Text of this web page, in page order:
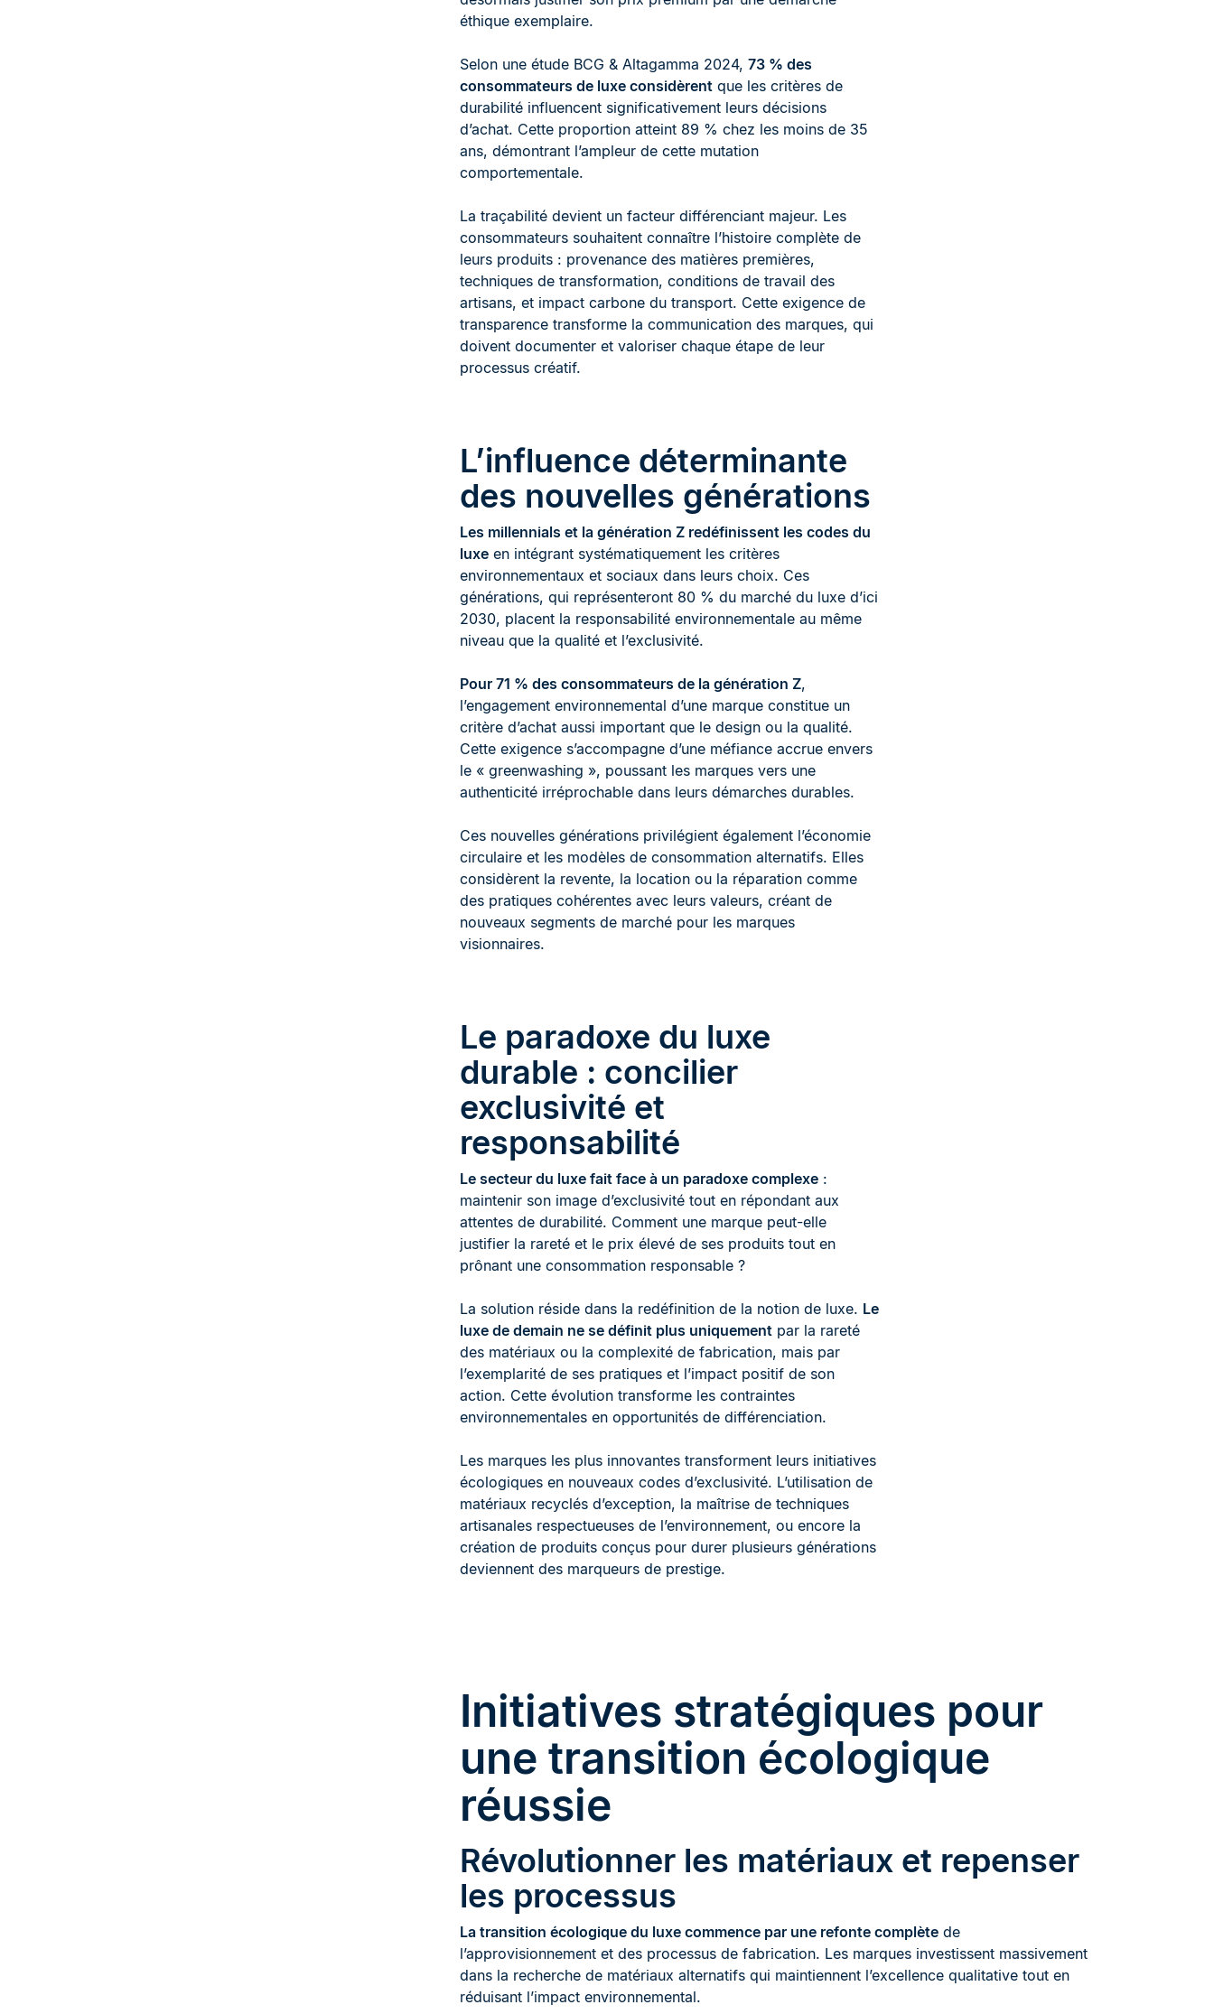
éthique exemplaire.
Selon une étude BCG & Altagamma 2024, 73 % des
consommateurs de luxe considèrentque les critères de
durabilité influencent significativement leurs décisions
d’achat. Cette proportion atteint 89 % chez les moins de 35
ans, démontrant l’ampleur de cette mutation
comportementale.
La traçabilité devient un facteur différenciant majeur. Les
consommateurs souhaitent connaître l’histoire complète de
leurs produits : provenance des matières premières,
techniques de transformation, conditions de travail des
artisans, et impact carbone du transport. Cette exigence de
transparence transforme la communication des marques, qui
doivent documenter et valoriser chaque étape de leur
processus créatif.
L’influence déterminante
des nouvelles générations
Les millennials et la génération Z redéfinissent les codes du
luxeen intégrant systématiquement les critères
environnementaux et sociaux dans leurs choix. Ces
générations, qui représenteront 80 % du marché du luxe d’ici
2030, placent la responsabilité environnementale au même
niveau que la qualité et l’exclusivité.
Pour 71 % des consommateurs de la génération Z,
l’engagement environnemental d’une marque constitue un
critère d’achat aussi important que le design ou la qualité.
Cette exigence s’accompagne d’une méfiance accrue envers
le « greenwashing », poussant les marques vers une
authenticité irréprochable dans leurs démarches durables.
Ces nouvelles générations privilégient également l’économie
circulaire et les modèles de consommation alternatifs. Elles
considèrent la revente, la location ou la réparation comme
des pratiques cohérentes avec leurs valeurs, créant de
nouveaux segments de marché pour les marques
visionnaires.
Le paradoxe du luxe
durable : concilier
exclusivité et
responsabilité
Le secteur du luxe fait face à un paradoxe complexe:
maintenir son image d’exclusivité tout en répondant aux
attentes de durabilité. Comment une marque peut-elle
justifier la rareté et le prix élevé de ses produits tout en
prônant une consommation responsable ?
La solution réside dans la redéfinition de la notion de luxe. Le
luxe de demain ne se définit plus uniquementpar la rareté
des matériaux ou la complexité de fabrication, mais par
l’exemplarité de ses pratiques et l’impact positif de son
action. Cette évolution transforme les contraintes
environnementales en opportunités de différenciation.
Les marques les plus innovantes transforment leurs initiatives
écologiques en nouveaux codes d’exclusivité. L’utilisation de
matériaux recyclés d’exception, la maîtrise de techniques
artisanales respectueuses de l’environnement, ou encore la
création de produits conçus pour durer plusieurs générations
deviennent des marqueurs de prestige.
Initiatives stratégiques pour
une transition écologique
réussie
Révolutionner les matériaux et repenser
les processus
La transition écologique du luxe commence par une refonte complètede
l’approvisionnement et des processus de fabrication. Les marques investissent massivement
dans la recherche de matériaux alternatifs qui maintiennent l’excellence qualitative tout en
réduisant l’impact environnemental.